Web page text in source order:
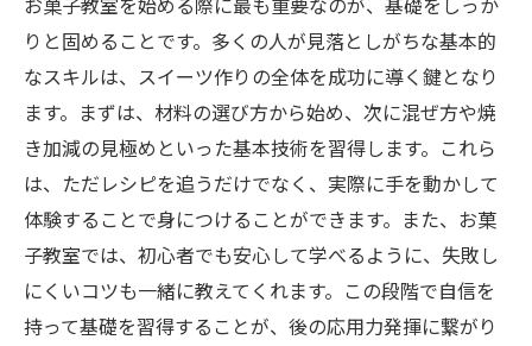
ライブクラスとオンデマンド教材の違い
オンラインでのコミュニティの活用法
距離に関係なく参加できるグローバルな学
び
オンラインでも充実感を得るための工夫
お菓子教室でプロレベルのスキルを手に入れる
秘訣
プロを目指すためのしっかりした基礎作り
講師から直接学ぶ応用テクニック
お菓子教室を始める際に最も重要なのが、基礎をしっか
りと固めることです。多くの人が見落としがちな基本的
なスキルは、スイーツ作りの全体を成功に導く鍵となり
ます。まずは、材料の選び方から始め、次に混ぜ方や焼
き加減の見極めといった基本技術を習得します。これら
は、ただレシピを追うだけでなく、実際に手を動かして
体験することで身につけることができます。また、お菓
子教室では、初心者でも安心して学べるように、失敗し
にくいコツも一緒に教えてくれます。この段階で自信を
持って基礎を習得することが、後の応用力発揮に繋がり